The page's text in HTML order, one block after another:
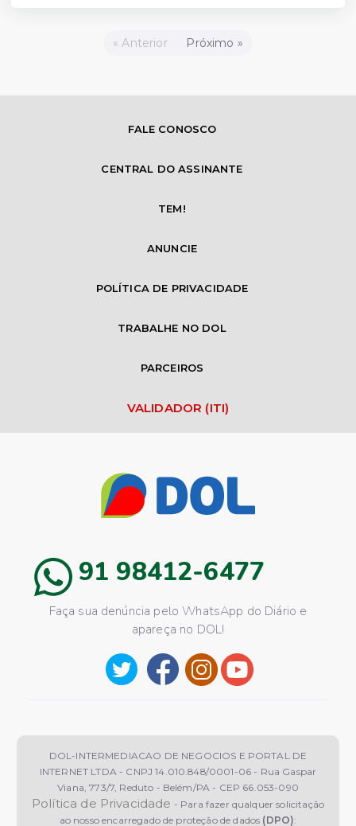
« Anterior Próximo »
FALE CONOSCO
CENTRAL DO ASSINANTE
TEM!
ANUNCIE
POLÍTICA DE PRIVACIDADE
TRABALHE NO DOL
PARCEIROS
VALIDADOR (ITI)
91 98412-6477
Faça sua denúncia pelo WhatsApp do Diário e
apareça no DOL!
DOL-INTERMEDIACAO DE NEGOCIOS E PORTAL DE
INTERNET LTDA - CNPJ 14.010.848/0001-06 - Rua Gaspar
Viana, 773/7, Reduto - Belém/PA - CEP 66.053-090
Política de Privacidade - Para fazer qualquer solicitação
ao nosso encarregado de proteção de dados (DPO):